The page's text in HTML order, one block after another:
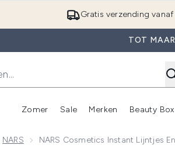
Gratis verzending
TOT
Zomer
Enter submenu (Zomer)
Sale
Enter submenu (Sale)
Merken Beauty Box
NARS NARS Cosmetics Instant Lijntjes